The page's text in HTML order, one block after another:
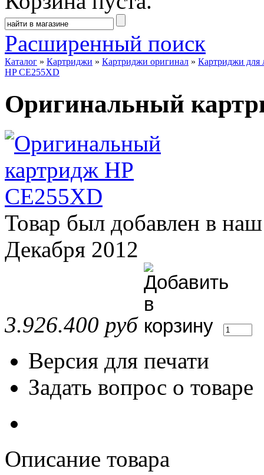
Расширенный поиск
Каталог » Картриджи » Картриджи оригинал » Картриджи для
HP CE255XD
Оригинальный
Товар был добавлен в
Декабря 2012
3.926.400 руб
Версия для печати
Задать вопрос о товаре
Описание товара